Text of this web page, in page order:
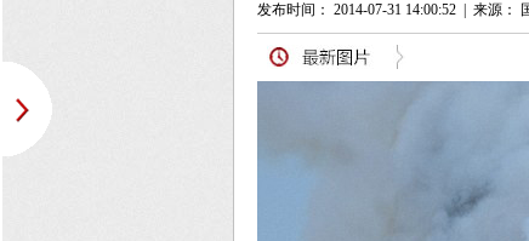
发布时间： 2014-07-31 14:00:52 来源：